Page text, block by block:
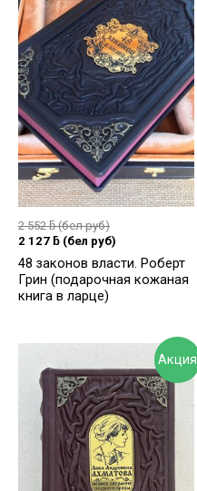
2 552ƃ(бел руб)
2 127 ƃ (бел руб)
48 законов власти. Роберт
Грин (подарочная кожаная
книга в ларце)
Акция